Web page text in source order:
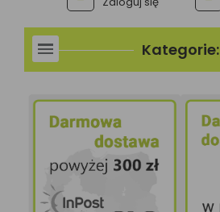
Kategorie: